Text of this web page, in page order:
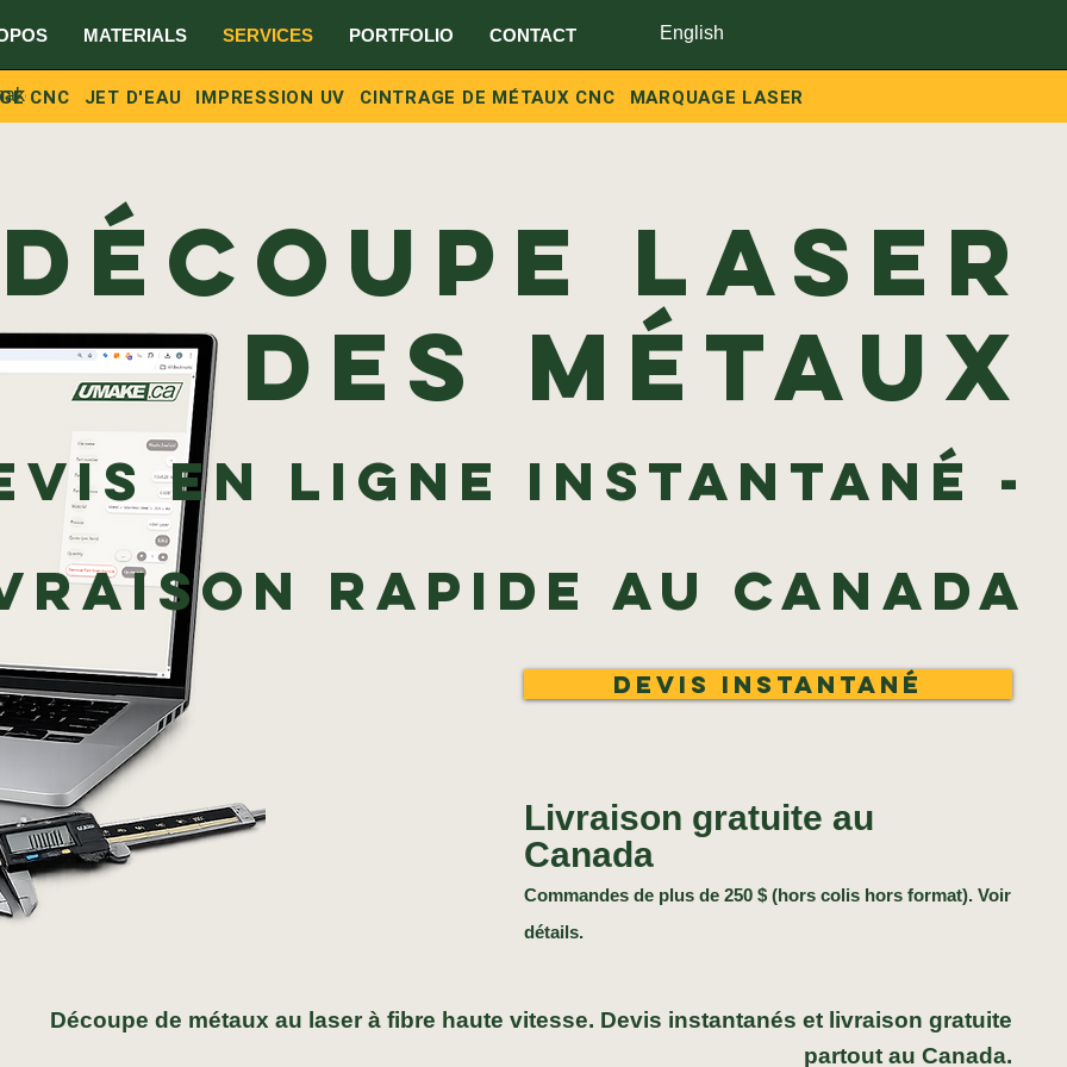
MATERIALS SERVICES PORTFOLIO CONTACT English
Découpe laser
des métaux
en ligne instantané -
rapide au Canada
Devis instantané
Livraison gratuite au
Canada
Commandes de plus de 250 $ (hors colis hors format). Voir
détails.
Découpe de métaux au laser à fibre haute vitesse. Devis instantanés et livraison gratuite
partout au Canada.
CNC JET D'EAU IMPRESSION UV CINTRAGE DE MÉTAUX CNC MARQUAGE LASER